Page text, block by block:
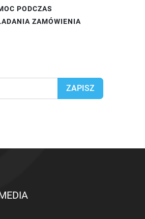
PODCZAS
ZAMÓWIENIA